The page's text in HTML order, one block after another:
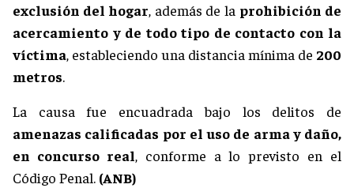
exclusión del hogar, además de la prohibición de
acercamiento y de todo tipo de contacto con la
víctima, estableciendo una distancia mínima de 200
metros.
La causa fue encuadrada bajo los delitos de
amenazas calificadas por el uso de arma y daño,
en concurso real, conforme a lo previsto en el
Código Penal. (ANB)